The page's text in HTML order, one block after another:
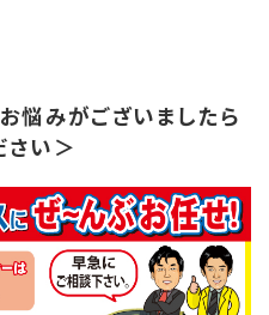
悩みがございましたら
さい＞